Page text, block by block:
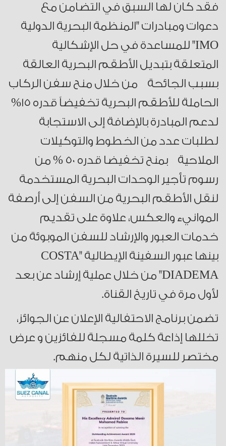
فقد كان لها السبق في التضامن مع
دعوات ومبادرات "المنظمة البحرية الدولية
IMO" للمساعدة في حل الإشكالية
المتعلقة بتبديل الأطقم البحرية العالقة
بسبب الجائحة من خلال منح سفن الركاب
الحاملة للأطقم البحرية تخفيضاً قدره ١٥%
لدعم المبادرة بالإضافة إلى الاستجابة
لطلبات عدد من الخطوط والتوكيلات
الملاحية بمنح تخفيضا قدره ٥٠ % من
رسوم تأجير الوحدات البحرية المستخدمة
لنقل الأطقم البحرية من السفن إلى أرصفة
الموانيء والعكس، علاوة على تقديم
خدمات العبور والإرشاد للسفن الموبوئة من
بينها عبور السفينة الإيطالية "COSTA
DIADEMA" من خلال عملية إرشاد عن بعد
لأول مرة في تاريخ القناة.
تضمن برنامج الاحتفالية الإعلان عن الجوائز،
تخللها إذاعة كلمة مسجلة للفائزين و عرض
مختصر للسيرة الذاتية لكل منهم.